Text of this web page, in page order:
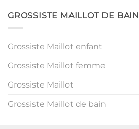
GROSSISTE MAILLOT DE BAIN
Grossiste Maillot enfant
Grossiste Maillot femme
Grossiste Maillot
Grossiste Maillot de bain